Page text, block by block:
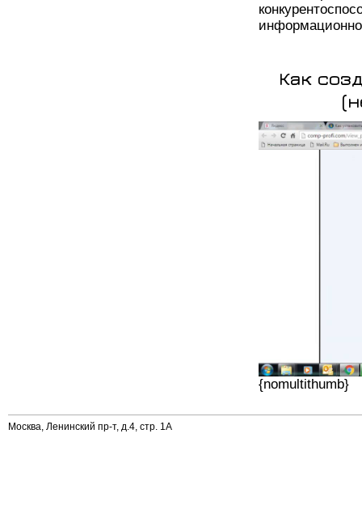
Как
{nomultithumb}
Москва, Ленинский пр-т, д.4, стр. 1А